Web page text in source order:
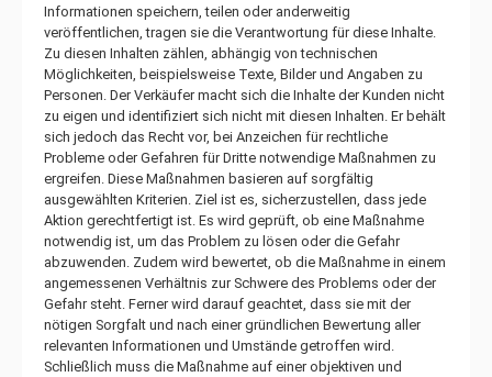
Informationen speichern, teilen oder anderweitig
veröffentlichen, tragen sie die Verantwortung für diese Inhalte.
Zu diesen Inhalten zählen, abhängig von technischen
Möglichkeiten, beispielsweise Texte, Bilder und Angaben zu
Personen. Der Verkäufer macht sich die Inhalte der Kunden nicht
zu eigen und identifiziert sich nicht mit diesen Inhalten. Er behält
sich jedoch das Recht vor, bei Anzeichen für rechtliche
Probleme oder Gefahren für Dritte notwendige Maßnahmen zu
ergreifen. Diese Maßnahmen basieren auf sorgfältig
ausgewählten Kriterien. Ziel ist es, sicherzustellen, dass jede
Aktion gerechtfertigt ist. Es wird geprüft, ob eine Maßnahme
notwendig ist, um das Problem zu lösen oder die Gefahr
abzuwenden. Zudem wird bewertet, ob die Maßnahme in einem
angemessenen Verhältnis zur Schwere des Problems oder der
Gefahr steht. Ferner wird darauf geachtet, dass sie mit der
nötigen Sorgfalt und nach einer gründlichen Bewertung aller
relevanten Informationen und Umstände getroffen wird.
Schließlich muss die Maßnahme auf einer objektiven und